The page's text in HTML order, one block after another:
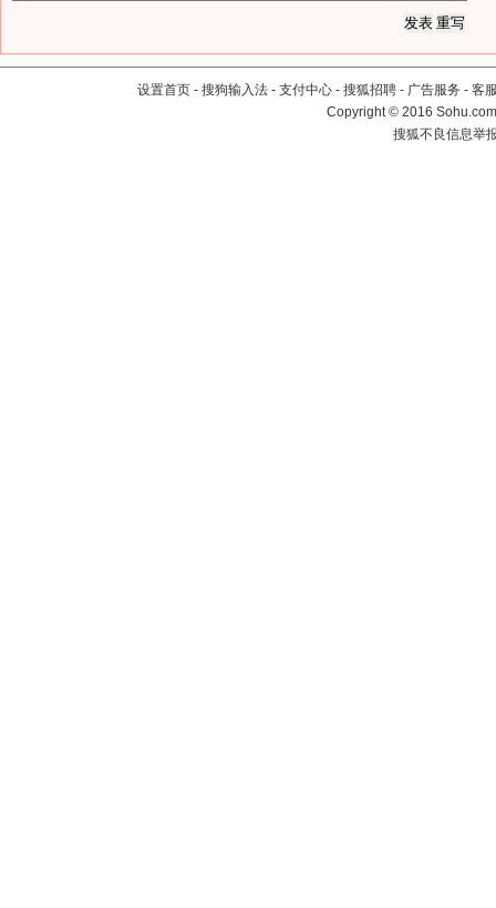
设置首页 - 搜狗输入法 - 支付中心 - 搜狐招聘 - 广告服务 - 客
Copyright©2016
搜狐不良信息举